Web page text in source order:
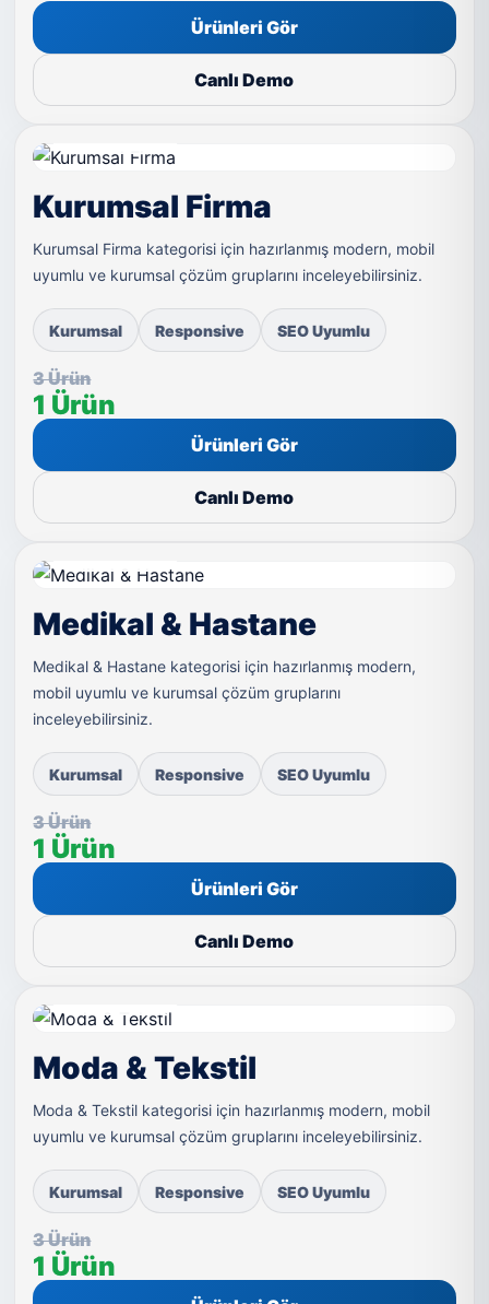
Ürünleri Gör
Canlı Demo
Kurumsal Firma
Kurumsal Firma kategorisi için hazırlanmış modern, mobil
uyumlu ve kurumsal çözüm gruplarını inceleyebilirsiniz.
Kurumsal Responsive SEO Uyumlu
3 Ürün
1 Ürün
Ürünleri Gör
Canlı Demo
Medikal & Hastane
Medikal & Hastane kategorisi için hazırlanmış modern,
mobil uyumlu ve kurumsal çözüm gruplarını
inceleyebilirsiniz.
Kurumsal Responsive SEO Uyumlu
3 Ürün
1 Ürün
Ürünleri Gör
Canlı Demo
Moda & Tekstil
Moda & Tekstil kategorisi için hazırlanmış modern, mobil
uyumlu ve kurumsal çözüm gruplarını inceleyebilirsiniz.
Kurumsal Responsive SEO Uyumlu
3 Ürün
1 Ürün